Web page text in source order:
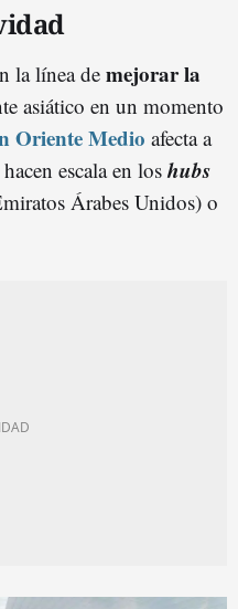
la línea de mejorar la
asiático en un momento
Oriente Medio afecta a
escala en los hubs
Árabes Unidos) o